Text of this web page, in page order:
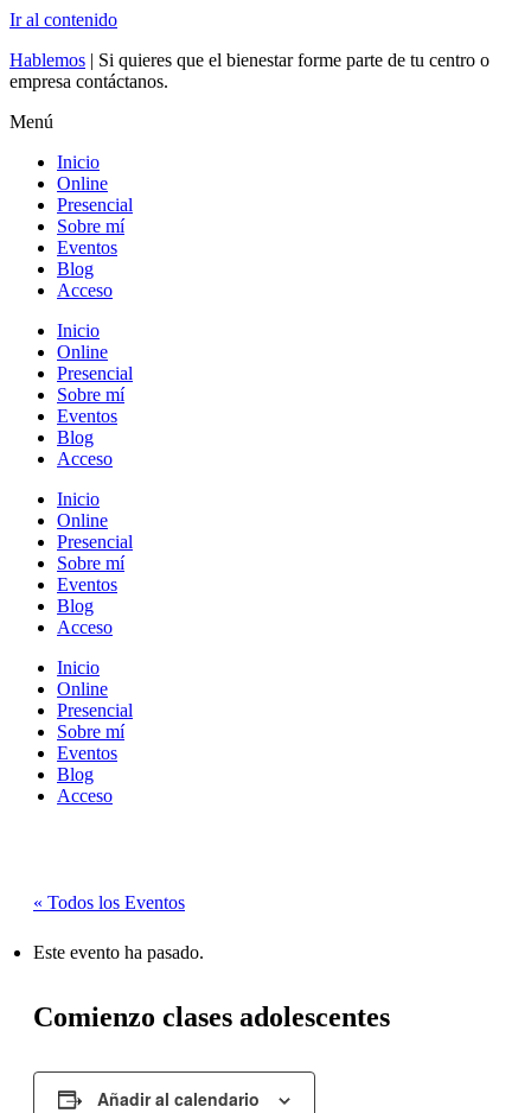
Ir al contenido
Hablemos | Si quieres que el bienestar forme parte de tu centro o
empresa contáctanos.
Menú
Inicio
Online
Presencial
Sobre mí
Eventos
Blog
Acceso
Inicio
Online
Presencial
Sobre mí
Eventos
Blog
Acceso
Inicio
Online
Presencial
Sobre mí
Eventos
Blog
Acceso
Inicio
Online
Presencial
Sobre mí
Eventos
Blog
Acceso
« Todos los Eventos
Este evento ha pasado.
Comienzo clases adolescentes
Añadir al calendario